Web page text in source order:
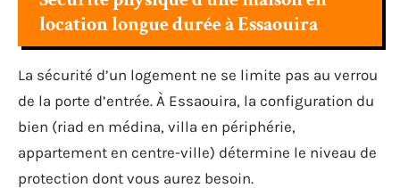
location longue durée à Essaouira
La sécurité d’un logement ne se limite pas au verrou
de la porte d’entrée. À Essaouira, la configuration du
bien (riad en médina, villa en périphérie,
appartement en centre-ville) détermine le niveau de
protection dont vous aurez besoin.